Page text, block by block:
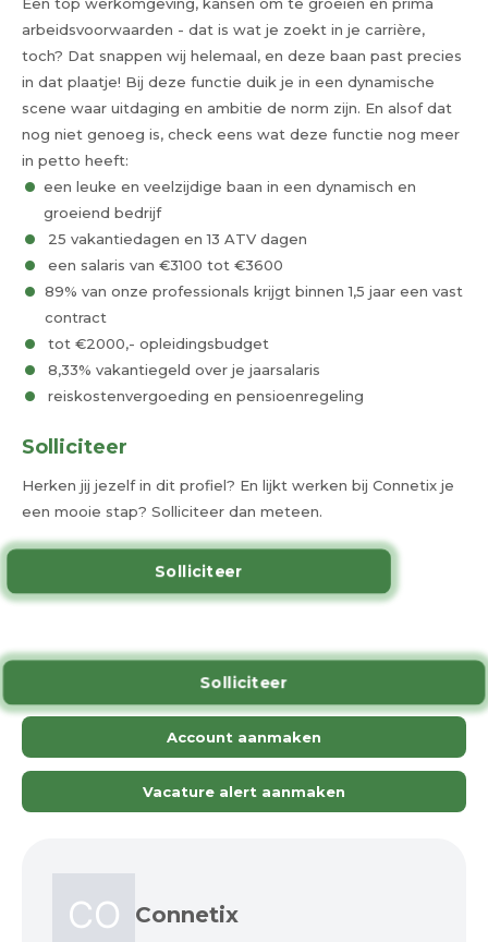
arbeidsvoorwaarden - dat is wat je zoekt in je carrière,
toch? Dat snappen wij helemaal, en deze baan past precies
in dat plaatje! Bij deze functie duik je in een dynamische
scene waar uitdaging en ambitie de norm zijn. En alsof dat
nog niet genoeg is, check eens wat deze functie nog meer
in petto heeft:
een leuke en veelzijdige baan in een dynamisch en
groeiend bedrijf
25 vakantiedagen en 13 ATV dagen
een salaris van €3100 tot €3600
89% van onze professionals krijgt binnen 1,5 jaar een vast
contract
tot €2000,- opleidingsbudget
8,33% vakantiegeld over je jaarsalaris
reiskostenvergoeding en pensioenregeling
Solliciteer
Herken jij jezelf in dit profiel? En lijkt werken bij Connetix je
een mooie stap? Solliciteer dan meteen.
Solliciteer
Solliciteer
Account aanmaken
Vacature alert aanmaken
Connetix